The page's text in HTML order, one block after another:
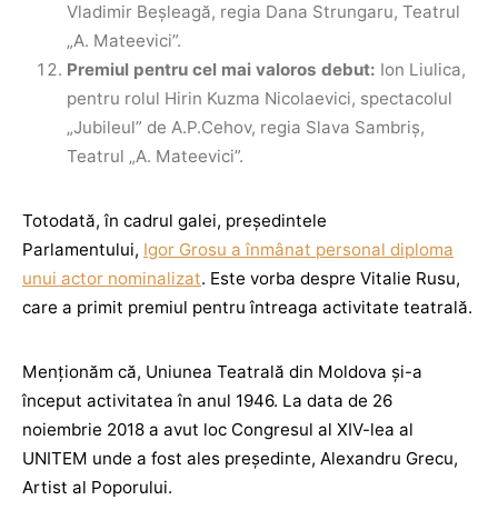
Vladimir Beșleagă, regia Dana Strungaru, Teatrul
„A. Mateevici”.
Premiul pentru cel mai valoros debut: Ion Liulica,
pentru rolul Hirin Kuzma Nicolaevici, spectacolul
„Jubileul” de A.P.Cehov, regia Slava Sambriș,
Teatrul „A. Mateevici”.
Totodată, în cadrul galei, președintele
Parlamentului, Igor Grosu a înmânat personal diploma
unui actor nominalizat. Este vorba despre Vitalie Rusu,
care a primit premiul pentru întreaga activitate teatrală.
Menționăm că, Uniunea Teatrală din Moldova și-a
început activitatea în anul 1946. La data de 26
noiembrie 2018 a avut loc Congresul al XIV-lea al
UNITEM unde a fost ales președinte, Alexandru Grecu,
Artist al Poporului.